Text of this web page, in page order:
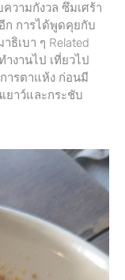
วามกังวล ซึมเศร้า
ก การได้พูดคุยกับ
ธิเบา ๆ Related
ำงานไป เที่ยวไป
ารตาแห้ง ก่อนมี
ยาว์และกระชับ